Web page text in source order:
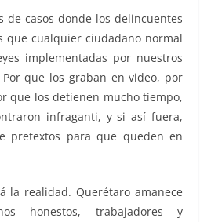
de casos donde los delincuentes
que cualquier ciudadano normal
implementadas por nuestros
que los graban en video, por
que los detienen mucho tiempo,
infraganti, y si así fuera,
pretextos para que queden en
la realidad. Querétaro amanece
honestos, trabajadores y